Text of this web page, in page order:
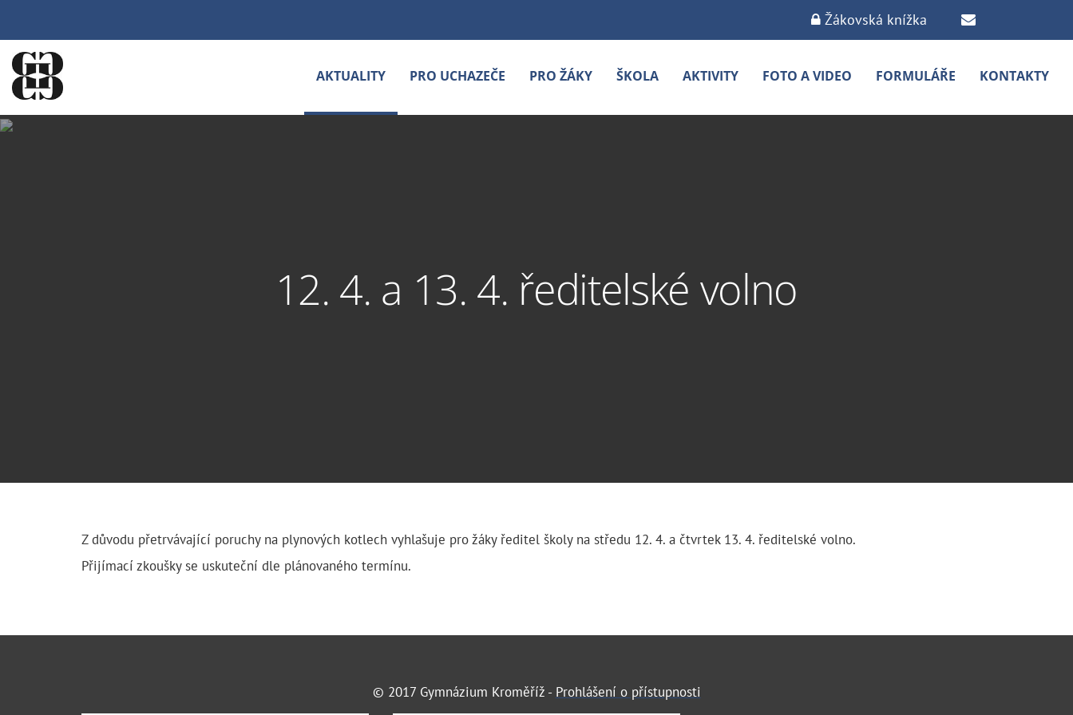
Žákovská knížka
AKTUALITY PRO UCHAZEČE PRO ŽÁKY ŠKOLA AKTIVITY FOTO A VIDEO FORMULÁŘE KONTAKTY
12. 4. a 13. 4. ředitelské volno
Z důvodu přetrvávající poruchy na plynových kotlech vyhlašuje pro žáky ředitel školy na středu 12. 4. a čtvrtek 13. 4. ředitelské volno.
Přijímací zkoušky se uskuteční dle plánovaného termínu.
© 2017 Gymnázium Kroměříž - Prohlášení o přístupnosti